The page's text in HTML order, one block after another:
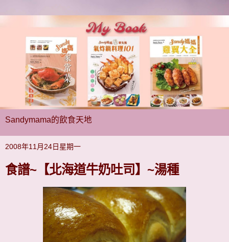
Sandymama的飲食天地
2008年11月24日星期一
食譜~【北海道牛奶吐司】~湯種